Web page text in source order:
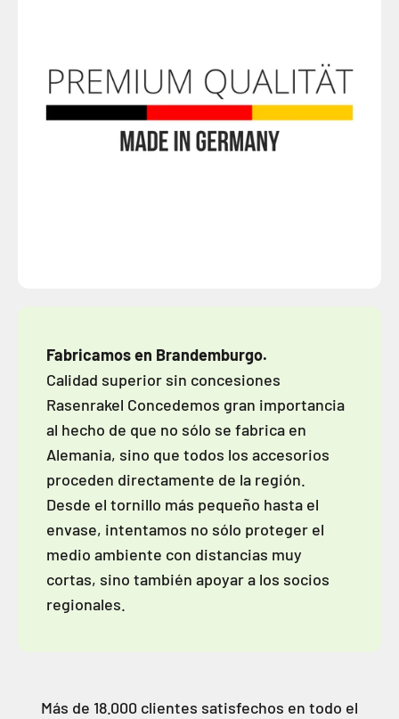
Fabricamos en Brandemburgo.
Calidad superior sin concesiones
Rasenrakel Concedemos gran importancia
al hecho de que no sólo se fabrica en
Alemania, sino que todos los accesorios
proceden directamente de la región.
Desde el tornillo más pequeño hasta el
envase, intentamos no sólo proteger el
medio ambiente con distancias muy
cortas, sino también apoyar a los socios
regionales.
Más de 18.000 clientes satisfechos en todo el